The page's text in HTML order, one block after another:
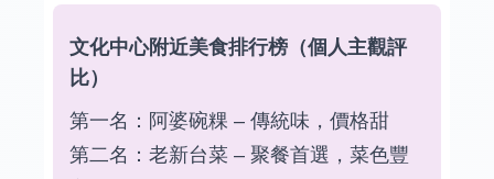
文化中心附近美食排行榜（個人主觀評
比）
第一名：阿婆碗粿 – 傳統味，價格甜
第二名：老新台菜 – 聚餐首選，菜色豐